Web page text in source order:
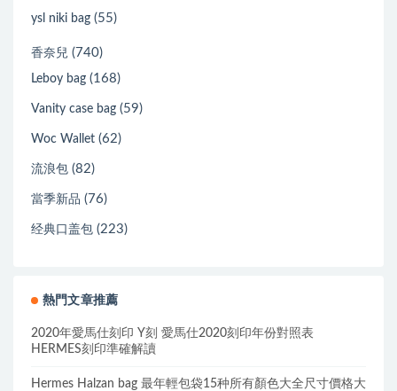
ysl niki bag (55)
香奈兒 (740)
Leboy bag (168)
Vanity case bag (59)
Woc Wallet (62)
流浪包 (82)
當季新品 (76)
经典口盖包 (223)
熱門文章推薦
2020年愛馬仕刻印 Y刻 愛馬仕2020刻印年份對照表
HERMES刻印準確解讀
Hermes Halzan bag 最年輕包袋15种所有顏色大全尺寸價格大